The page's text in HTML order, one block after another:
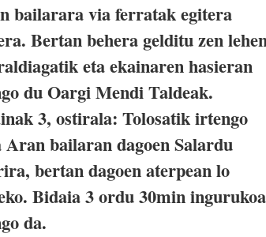
bailarara via ferratak egitera
Bertan behera gelditu zen
eta ekainaren hasieran
du Oargi Mendi Taldeak.
3, ostirala: Tolosatik irtengo
bailaran dagoen Salardu
bertan dagoen aterpean lo
Bidaia 3 ordu 30min ingurukoa
da.